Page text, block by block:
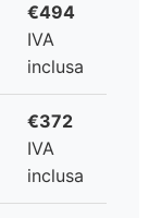
€494
IVA
inclusa
€372
IVA
inclusa